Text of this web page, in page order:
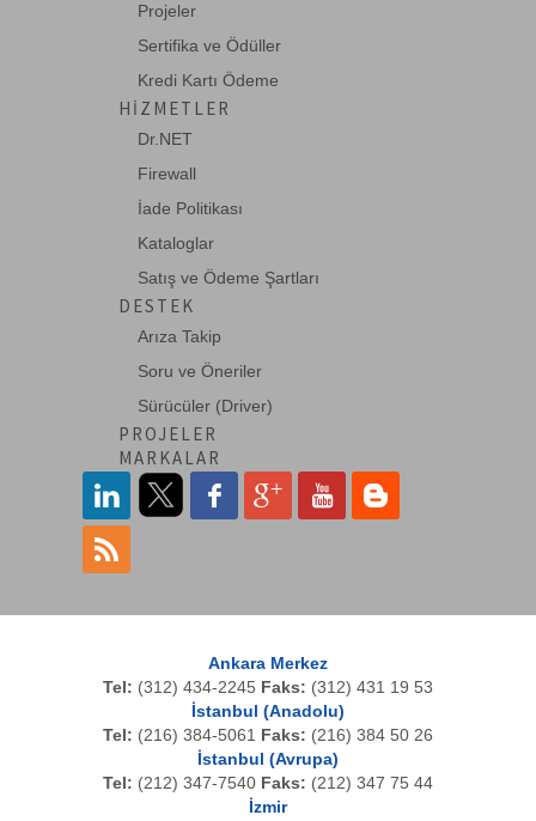
Projeler
Sertifika ve Ödüller
Kredi Kartı Ödeme
HIZMETLER
Dr.NET
Firewall
İade Politikası
Kataloglar
Satış ve Ödeme Şartları
DESTEK
Arıza Takip
Soru ve Öneriler
Sürücüler (Driver)
PROJELER
MARKALAR
Ankara Merkez
Tel: (312) 434-2245 Faks: (312) 431 19 53
İstanbul (Anadolu)
Tel: (216) 384-5061 Faks: (216) 384 50 26
İstanbul (Avrupa)
Tel: (212) 347-7540 Faks: (212) 347 75 44
İzmir